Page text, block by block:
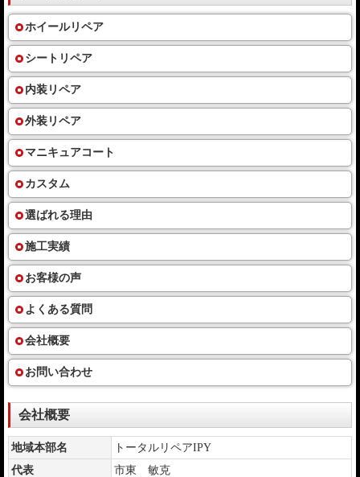
ホイールリペア
シートリペア
内装リペア
外装リペア
マニキュアコート
カスタム
選ばれる理由
施工実績
お客様の声
よくある質問
会社概要
お問い合わせ
会社概要
地域本部名
トータルリペアIPY
代表
市東 敏克